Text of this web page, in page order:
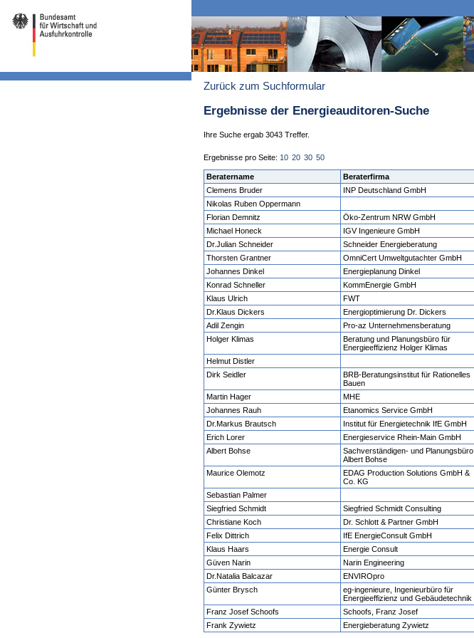
Zurück zum Suchformular
Ergebnisse der Energieauditoren-Suche
Ihre Suche ergab 3043 Treffer.
Ergebnisse pro Seite: 10 20 30 50
Beratername Beraterfirma
Clemens Bruder
INP Deutschland GmbH
Nikolas Ruben Oppermann
Florian Demnitz
Öko-Zentrum NRW GmbH
Michael Honeck
IGV Ingenieure GmbH
Dr.Julian Schneider
Schneider Energieberatung
Thorsten Grantner
OmniCert Umweltgutachter GmbH
Johannes Dinkel
Energieplanung Dinkel
Konrad Schneller
KommEnergie GmbH
Klaus Ulrich
FWT
Dr.Klaus Dickers
Energioptimierung Dr. Dickers
Adil Zengin
Pro-az Unternehmensberatung
Holger Klimas
Beratung und Planungsbüro für
Energieeffizienz Holger Klimas
Helmut Distler
Dirk Seidler
BRB-Beratungsinstitut für Rationelles
Bauen
Martin Hager MHE
Johannes Rauh
Etanomics Service GmbH
Dr.Markus Brautsch
Institut für Energietechnik IfE GmbH
Erich Lorer
Energieservice Rhein-Main GmbH
Albert Bohse
Sachverständigen- und Planungsbüro
Albert Bohse
Maurice Olemotz
EDAG Production Solutions GmbH &
Co. KG
Sebastian Palmer
Siegfried Schmidt
Siegfried Schmidt Consulting
Christiane Koch
Dr. Schlott & Partner GmbH
Felix Dittrich
IfE EnergieConsult GmbH
Klaus Haars
Energie Consult
Güven Narin
Narin Engineering
Dr.Natalia Balcazar
ENVIROpro
Günter Brysch
eg-ingenieure, Ingenieurbüro für
Energieeffizienz und Gebäudetechnik
Franz Josef Schoofs Schoofs, Franz Josef
Frank Zywietz
Energieberatung Zywietz